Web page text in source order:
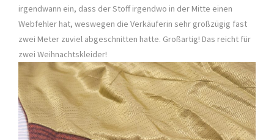
irgendwann ein, dass der Stoff irgendwo in der Mitte einen
Webfehler hat, weswegen die Verkäuferin sehr großzügig fast
zwei Meter zuviel abgeschnitten hatte. Großartig! Das reicht für
zwei Weihnachtskleider!